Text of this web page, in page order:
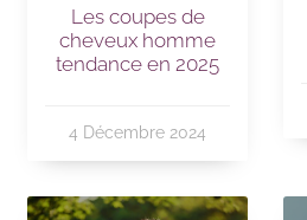
Les coupes de
cheveux homme
tendance en 2025
4 Décembre 2024